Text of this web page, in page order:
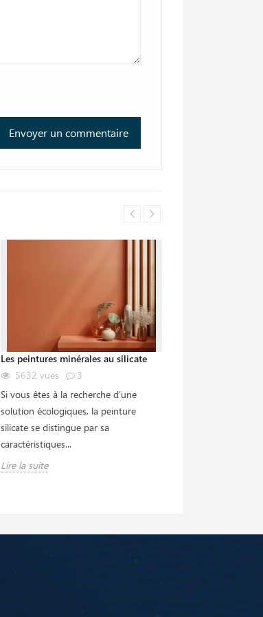
Les peintures minérales au silicate
5632 vues
3
Si vous êtes à la recherche d’une
solution écologiques, la peinture
silicate se distingue par sa
caractéristiques...
Lire la suite